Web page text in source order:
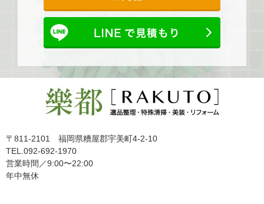
〒811-2101 福岡県糟屋郡宇美町4-2-10
TEL.092-692-1970
営業時間／9:00〜22:00
年中無休